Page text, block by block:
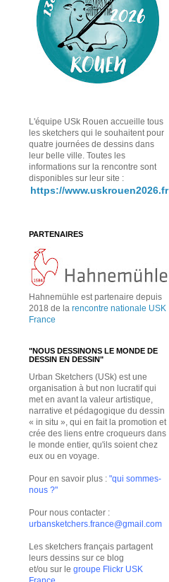
L'équipe USk Rouen accueille tous
les sketchers qui le souhaitent pour
quatre journées de dessins dans
leur belle ville. Toutes les
informations sur la rencontre sont
disponibles sur leur site :
https://www.uskrouen2026.fr
PARTENAIRES
Hahnemühle est partenaire depuis
2018 de la rencontre nationale USK
France
"NOUS DESSINONS LE MONDE DE
DESSIN EN DESSIN"
Urban Sketchers (USk) est une
organisation à but non lucratif qui
met en avant la valeur artistique,
narrative et pédagogique du dessin
« in situ », qui en fait la promotion et
crée des liens entre croqueurs dans
le monde entier, qu'ils soient chez
eux ou en voyage.
Pour en savoir plus : "qui sommes-
nous ?"
Pour nous contacter :
urbansketchers.france@gmail.com
Les sketchers français partagent
leurs dessins sur ce blog
et/ou sur le groupe Flickr USK